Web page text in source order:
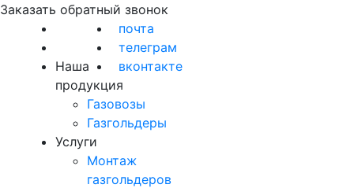
Заказать обратный звонок
Наша
продукция
Газовозы
Газгольдеры
Услуги
Монтаж
газгольдеров
почта
телеграм
вконтакте